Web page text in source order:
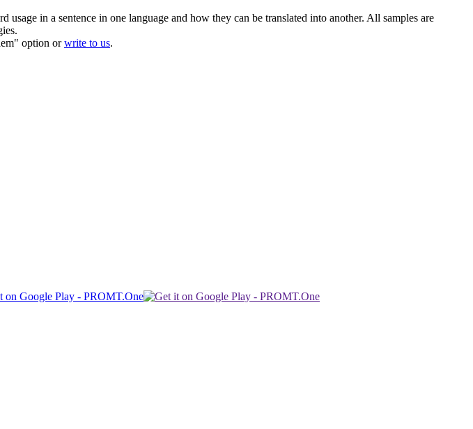
in a sentence in one language and how they can be translated into another. All samples are
option orwrite to us.